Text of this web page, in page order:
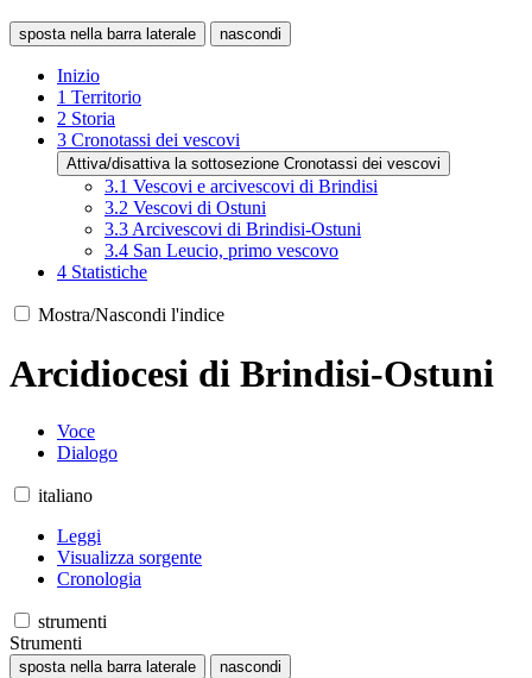
sposta nella barra laterale nascondi
Inizio
1 Territorio
2 Storia
3 Cronotassi dei vescovi
Attiva/disattiva la sottosezione Cronotassi dei vescovi
3.1 Vescovi e arcivescovi di Brindisi
3.2 Vescovi di Ostuni
3.3Arcivescovi di Brindisi-Ostuni
3.4 San Leucio, primo vescovo
4 Statistiche
Mostra/Nascondi l'indice
Arcidiocesi di Brindisi-Ostuni
Voce
Dialogo
italiano
Leggi
Visualizza sorgente
Cronologia
strumenti
Strumenti
sposta nella barra laterale nascondi